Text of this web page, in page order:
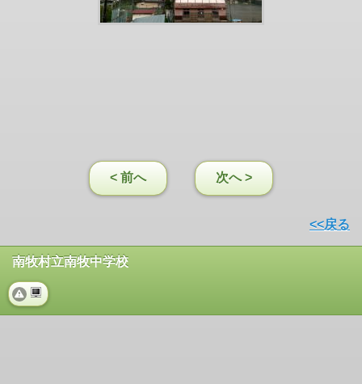
< 前へ 次へ >
<<戻る
南牧村立南牧中学校